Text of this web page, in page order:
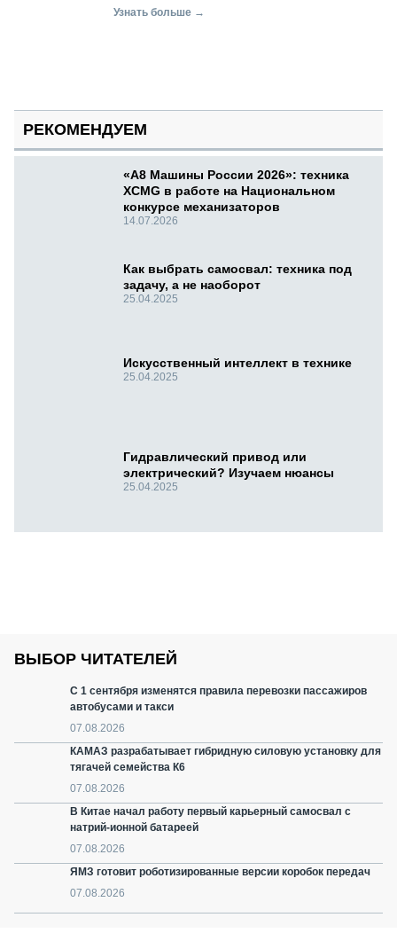
Узнать больше →
РЕКОМЕНДУЕМ
«А8 Машины России 2026»: техника
XCMG в работе на Национальном
конкурсе механизаторов
14.07.2026
Как выбрать самосвал: техника под
задачу, а не наоборот
25.04.2025
Искусственный интеллект в технике
25.04.2025
Гидравлический привод или
электрический? Изучаем нюансы
25.04.2025
ВЫБОР ЧИТАТЕЛЕЙ
С 1 сентября изменятся правила перевозки пассажиров
автобусами и такси
07.08.2026
КАМАЗ разрабатывает гибридную силовую установку для
тягачей семейства К6
07.08.2026
В Китае начал работу первый карьерный самосвал с
натрий-ионной батареей
07.08.2026
ЯМЗ готовит роботизированные версии коробок передач
07.08.2026